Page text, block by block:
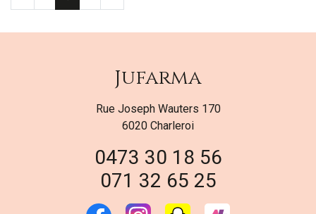
Jufarma
Rue Joseph Wauters 170
6020 Charleroi
0473 30 18 56
071 32 65 25